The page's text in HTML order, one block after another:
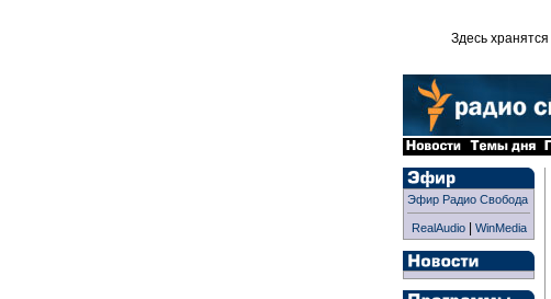
Здесь
Эфир Радио Свобода
RealAudio| WinMedia